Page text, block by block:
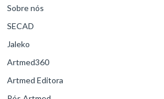
Sobre nós
SECAD
Jaleko
Artmed360
Artmed Editora